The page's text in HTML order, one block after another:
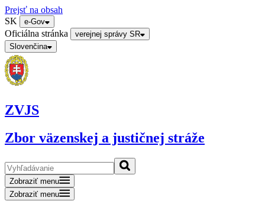
Prejsť na obsah
SK
e-Gov
Oficiálna stránka
verejnej správy SR
Slovenčina
ZVJS
Zbor väzenskej a justičnej stráže
Zobraziť menu
Zobraziť menu